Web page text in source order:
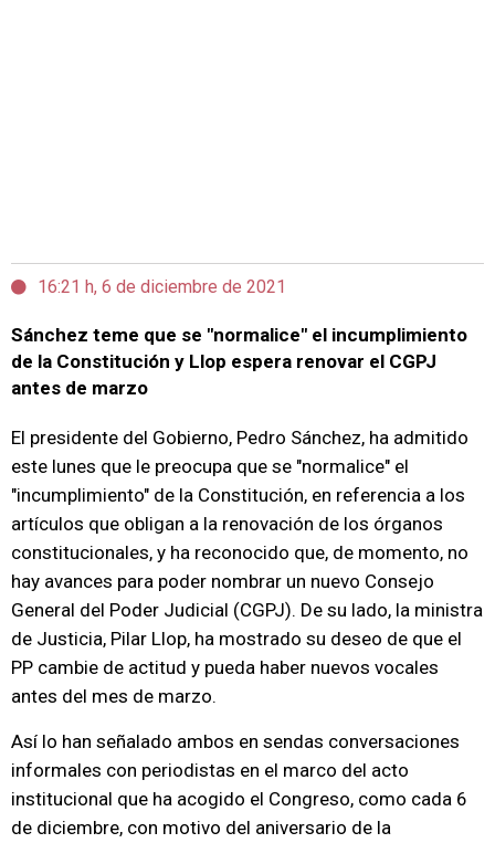
16:21 h, 6 de diciembre de 2021
Sánchez teme que se "normalice" el incumplimiento
de la Constitución y Llop espera renovar el CGPJ
antes de marzo
El presidente del Gobierno, Pedro Sánchez, ha admitido
este lunes que le preocupa que se "normalice" el
"incumplimiento" de la Constitución, en referencia a los
artículos que obligan a la renovación de los órganos
constitucionales, y ha reconocido que, de momento, no
hay avances para poder nombrar un nuevo Consejo
General del Poder Judicial (CGPJ). De su lado, la ministra
de Justicia, Pilar Llop, ha mostrado su deseo de que el
PP cambie de actitud y pueda haber nuevos vocales
antes del mes de marzo.
Así lo han señalado ambos en sendas conversaciones
informales con periodistas en el marco del acto
institucional que ha acogido el Congreso, como cada 6
de diciembre, con motivo del aniversario de la